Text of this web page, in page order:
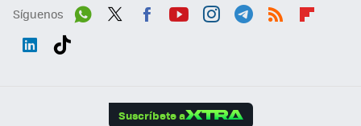
Síguenos
Suscríbete a